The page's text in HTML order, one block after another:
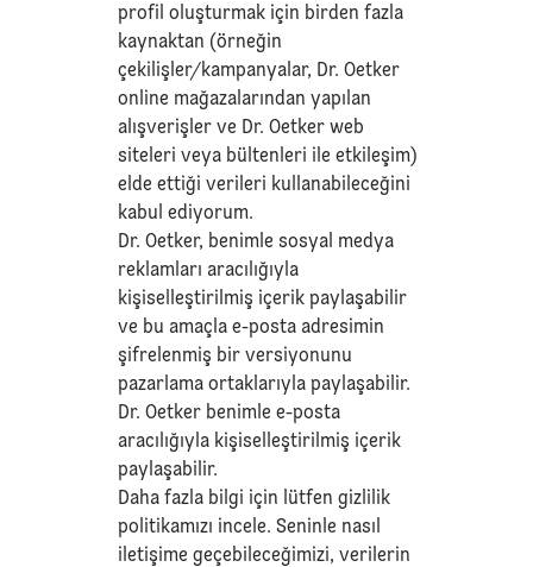
profil oluşturmak için birden fazla
kaynaktan (örneğin
çekilişler/kampanyalar, Dr. Oetker
online mağazalarından yapılan
alışverişler ve Dr. Oetker web
siteleri veya bültenleri ile etkileşim)
elde ettiği verileri kullanabileceğini
kabul ediyorum.
Dr. Oetker, benimle sosyal medya
reklamları aracılığıyla
kişiselleştirilmiş içerik paylaşabilir
ve bu amaçla e-posta adresimin
şifrelenmiş bir versiyonunu
pazarlama ortaklarıyla paylaşabilir.
Dr. Oetker benimle e-posta
aracılığıyla kişiselleştirilmiş içerik
paylaşabilir.
Daha fazla bilgi için lütfengizlilik
politikamızı incele. Seninle nasıl
iletişime geçebileceğimizi, verilerin